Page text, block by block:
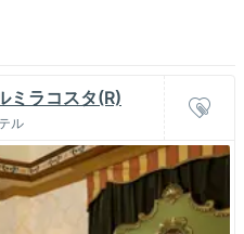
ミラコスタ(R)
ル